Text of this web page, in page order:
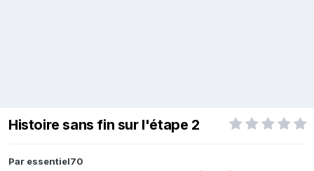
Histoire sans fin sur l'étape 2
Par essentiel70